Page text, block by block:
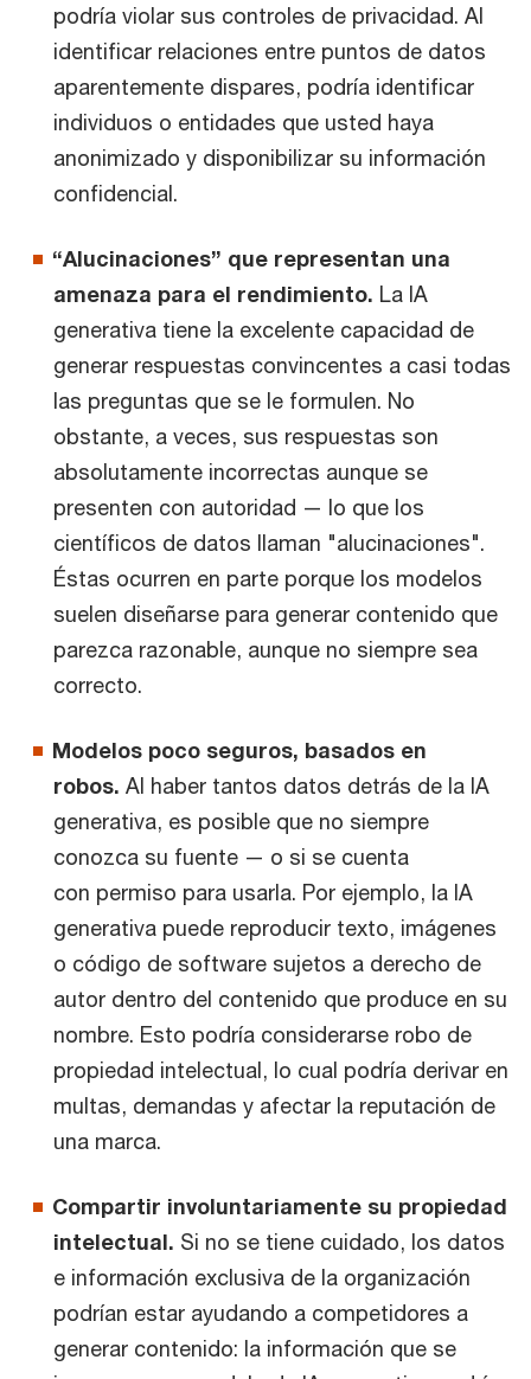
podría violar sus controles de privacidad. Al
identificar relaciones entre puntos de datos
aparentemente dispares, podría identificar
individuos o entidades que usted haya
anonimizado y disponibilizar su información
confidencial.
“Alucinaciones” que representan una
amenaza para el rendimiento. La IA
generativa tiene la excelente capacidad de
generar respuestas convincentes a casi todas
las preguntas que se le formulen. No
obstante, a veces, sus respuestas son
absolutamente incorrectas aunque se
presenten con autoridad — lo que los
científicos de datos llaman "alucinaciones".
Éstas ocurren en parte porque los modelos
suelen diseñarse para generar contenido que
parezca razonable, aunque no siempre sea
correcto.
Modelos poco seguros, basados en
robos. Al haber tantos datos detrás de la IA
generativa, es posible que no siempre
conozca su fuente — o si se cuenta
con permiso para usarla. Por ejemplo, la IA
generativa puede reproducir texto, imágenes
o código de software sujetos a derecho de
autor dentro del contenido que produce en su
nombre. Esto podría considerarse robo de
propiedad intelectual, lo cual podría derivar en
multas, demandas y afectar la reputación de
una marca.
Compartir involuntariamente su propiedad
intelectual. Si no se tiene cuidado, los datos
e información exclusiva de la organización
podrían estar ayudando a competidores a
generar contenido: la información que se